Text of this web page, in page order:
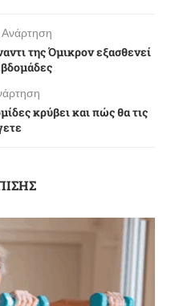
της Όμικρον εξασθενεί
κρύβει και πώς θα τις